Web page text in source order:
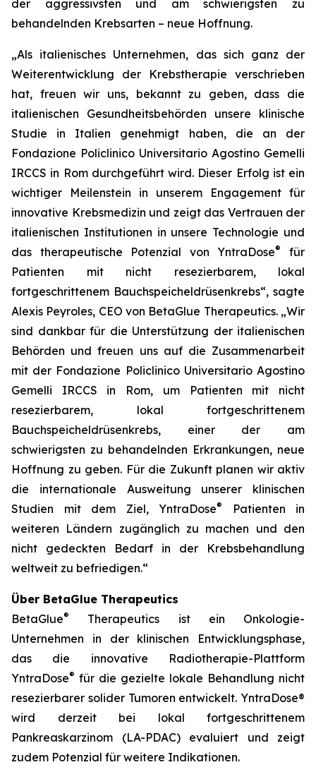
der aggressivsten und am schwierigsten zu
behandelnden Krebsarten – neue Hoffnung.
„Als italienisches Unternehmen, das sich ganz der
Weiterentwicklung der Krebstherapie verschrieben
hat, freuen wir uns, bekannt zu geben, dass die
italienischen Gesundheitsbehörden unsere klinische
Studie in Italien genehmigt haben, die an der
Fondazione Policlinico Universitario Agostino Gemelli
IRCCS in Rom durchgeführt wird. Dieser Erfolg ist ein
wichtiger Meilenstein in unserem Engagement für
innovative Krebsmedizin und zeigt das Vertrauen der
italienischen Institutionen in unsere Technologie und
das therapeutische Potenzial von YntraDose®
für
Patienten mit nicht resezierbarem, lokal
fortgeschrittenem Bauchspeicheldrüsenkrebs“, sagte
Alexis Peyroles, CEO von BetaGlue Therapeutics. „Wir
sind dankbar für die Unterstützung der italienischen
Behörden und freuen uns auf die Zusammenarbeit
mit der Fondazione Policlinico Universitario Agostino
Gemelli IRCCS in Rom, um Patienten mit nicht
resezierbarem, lokal fortgeschrittenem
Bauchspeicheldrüsenkrebs, einer der am
schwierigsten zu behandelnden Erkrankungen, neue
Hoffnung zu geben. Für die Zukunft planen wir aktiv
die internationale Ausweitung unserer klinischen
Studien mit dem Ziel, YntraDose®
Patienten in
weiteren Ländern zugänglich zu machen und den
nicht gedeckten Bedarf in der Krebsbehandlung
weltweit zu befriedigen.“
Über BetaGlue Therapeutics
BetaGlue®
Therapeutics ist ein Onkologie-
Unternehmen in der klinischen Entwicklungsphase,
das die innovative Radiotherapie-Plattform
YntraDose® für die gezielte lokale Behandlung nicht
resezierbarer solider Tumoren entwickelt. YntraDose®
wird derzeit bei lokal fortgeschrittenem
Pankreaskarzinom (LA-PDAC) evaluiert und zeigt
zudem Potenzial für weitere Indikationen.